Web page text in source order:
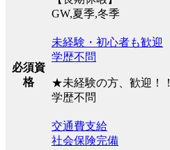
GW,夏季,冬季
必須資
格
未経験・初心者も歓迎
学歴不問
★未経験の方、歓迎！！
学歴不問
交通費支給
社会保険完備